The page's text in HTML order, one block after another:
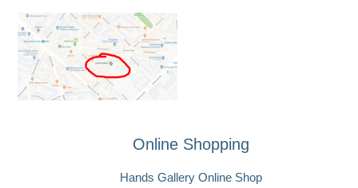
Online Shopping
Hands Gallery Online Shop